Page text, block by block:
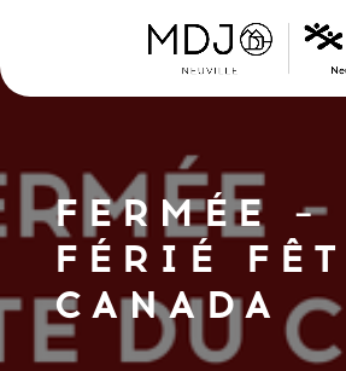
FERMÉE –
FÉRIÉ
CANADA